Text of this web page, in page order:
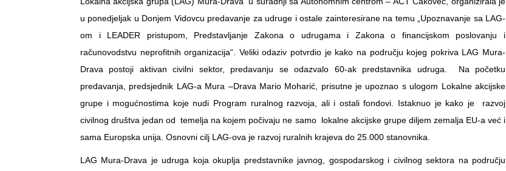
u ponedjeljak u Donjem Vidovcu predavanje za udruge i ostale zainteresirane na temu „Upoznavanje sa LAG-
om i LEADER pristupom, Predstavljanje Zakona o udrugama i Zakona o financijskom poslovanju i
računovodstvu neprofitnih organizacija“. Veliki odaziv potvrdio je kako na području kojeg pokriva LAG Mura-
Drava postoji aktivan civilni sektor, predavanju se odazvalo 60-ak predstavnika udruga. Na početku
predavanja, predsjednik LAG-a Mura –Drava Mario Moharić, prisutne je upoznao s ulogom Lokalne akcijske
grupe i mogućnostima koje nudi Program ruralnog razvoja, ali i ostali fondovi. Istaknuo je kako je razvoj
civilnog društva jedan od temelja na kojem počivaju ne samo lokalne akcijske grupe diljem zemalja EU-a već i
sama Europska unija. Osnovni cilj LAG-ova je razvoj ruralnih krajeva do 25.000 stanovnika.
LAG Mura-Drava je udruga koja okuplja predstavnike javnog, gospodarskog i civilnog sektora na području